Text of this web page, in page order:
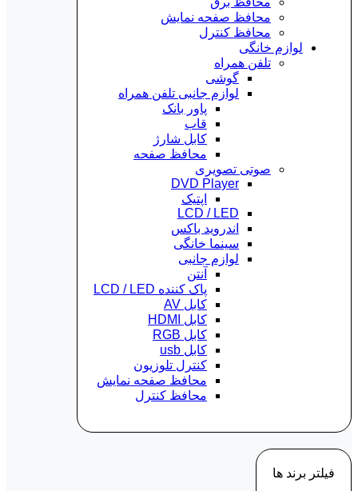
محافظ صفحه نمایش
محافظ کنترل
لوازم خانگی
تلفن همراه
گوشی
لوازم جانبی تلفن همراه
پاور بانک
قاب
کابل شارژ
محافظ صفحه
صوتی تصویری
DVD Player
اپتیک
LCD / LED
اندروید باکس
سینما خانگی
لوازم جانبی
آنتن
پاک کننده LCD / LED
کابل AV
کابل HDMI
کابل RGB
کابل usb
کنترل تلوزیون
محافظ صفحه نمایش
محافظ کنترل
فیلتر برند ها